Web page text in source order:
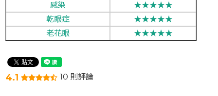
感染
★★★★★
乾眼症
★★★★★
老花眼
★★★★★
4.1 10 則評論